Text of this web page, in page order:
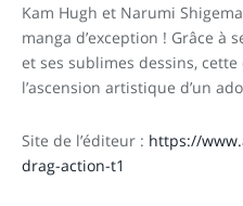
Kam Hugh et Narumi
manga d’exception ! Grâce à
et ses sublimes dessins,
l’ascension artistique d’un
Site de l’éditeur : https://
drag-action-t1